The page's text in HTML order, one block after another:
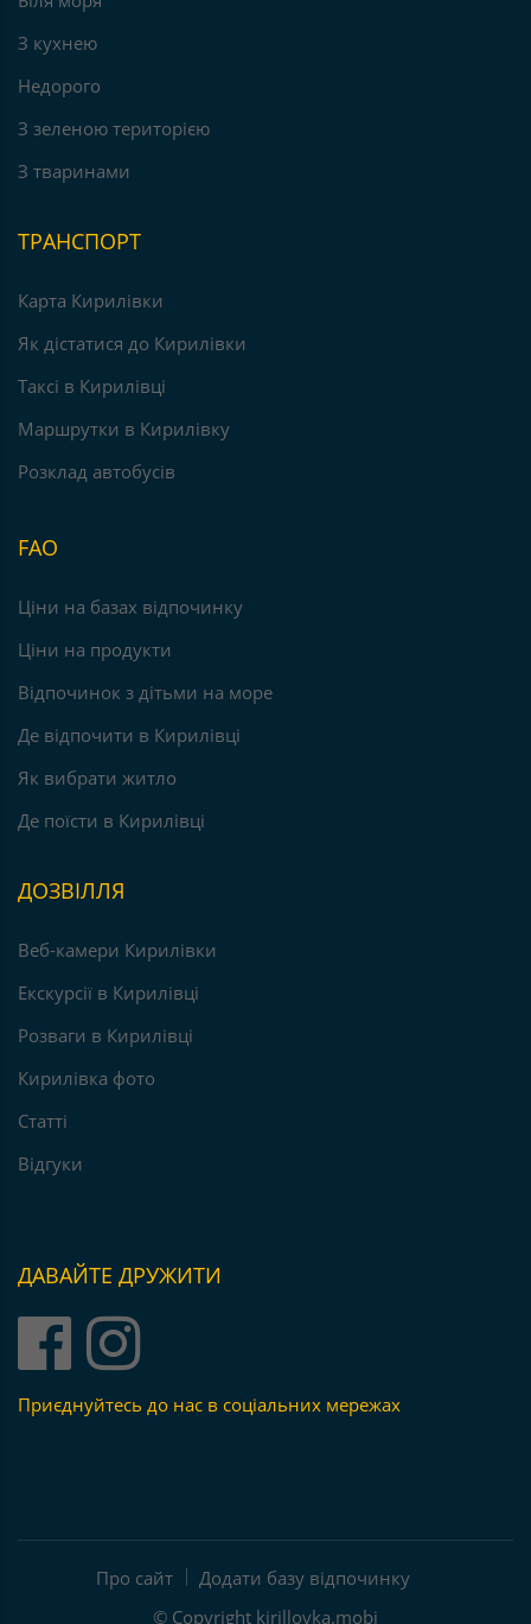
З кухнею
Недорого
З зеленою територією
З тваринами
ТРАНСПОРТ
Карта Кирилівки
Як дістатися до Кирилівки
Таксі в Кирилівці
Маршрутки в Кирилівку
Розклад автобусів
FAO
Ціни на базах відпочинку
Ціни на продукти
Відпочинок з дітьми на море
Де відпочити в Кирилівці
Як вибрати житло
Де поїсти в Кирилівці
ДОЗВІЛЛЯ
Веб-камери Кирилівки
Екскурсії в Кирилівці
Розваги в Кирилівці
Кирилівка фото
Статті
Відгуки
ДАВАЙТЕ ДРУЖИТИ
Приєднуйтесь до нас в соціальних мережах
Про сайт
Додати базу відпочинку
© Copyright kirillovka.mobi